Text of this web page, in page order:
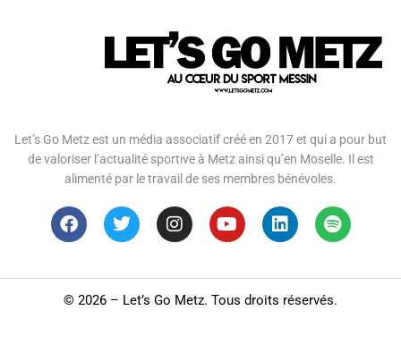
Let’s Go Metz est un média associatif créé en 2017 et qui a pour but
de valoriser l’actualité sportive à Metz ainsi qu’en Moselle. Il est
alimenté par le travail de ses membres bénévoles.
© 2026 – Let’s Go Metz. Tous droits réservés.